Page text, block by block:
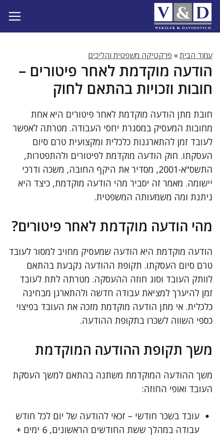
לדלג
לתוכן
עמוד הבית» פרקטיקה משפטית והליכים
הודעה מוקדמת לאחר פיטורים –
חובות וזכויות בהתאם לחוק
חובת מתן הודעה מוקדמת לאחר פיטורים היא אחת
מחובות המעסיק במסגרת יחסי העבודה. מטרתה לאפשר
לעובד זמן להתארגנות כלכלית ומקצועית טרם סיום
העסקתו. חוק הודעה מוקדמת לפיטורים ולהתפטרות,
התשס"א-2001, מסדיר את היקף החובה, משכה ודרכי
יישומה. מאמר זה יסביר מהי הודעה מוקדמת, כיצד היא
ניתנת ומה משמעותה המשפטית.
מהי הודעה מוקדמת לאחר פיטורים?
הודעה מוקדמת היא הודעה שמעסיק מחויב למסור לעובד
טרם סיום העסקתו. תקופת ההודעה נקבעת בהתאם
לוותק העובד וסוג חוזה ההעסקה. מטרתה לתת לעובד
זמן להיערך למציאת עבודה חדשה ולהתארגן מבחינה
כלכלית. אי מתן הודעה מוקדמת מזכה את העובד בפיצוי
כספי השווה לשכרו בתקופת ההודעה.
משך תקופת ההודעה המוקדמת
משך ההודעה המוקדמת משתנה בהתאם למשך העסקת
העובד ואופי החוזה:
עובד בשכר חודשי – זכאי להודעה של יום לכל חודש
עבודה במהלך ששת החודשים הראשונים, 6 ימים +